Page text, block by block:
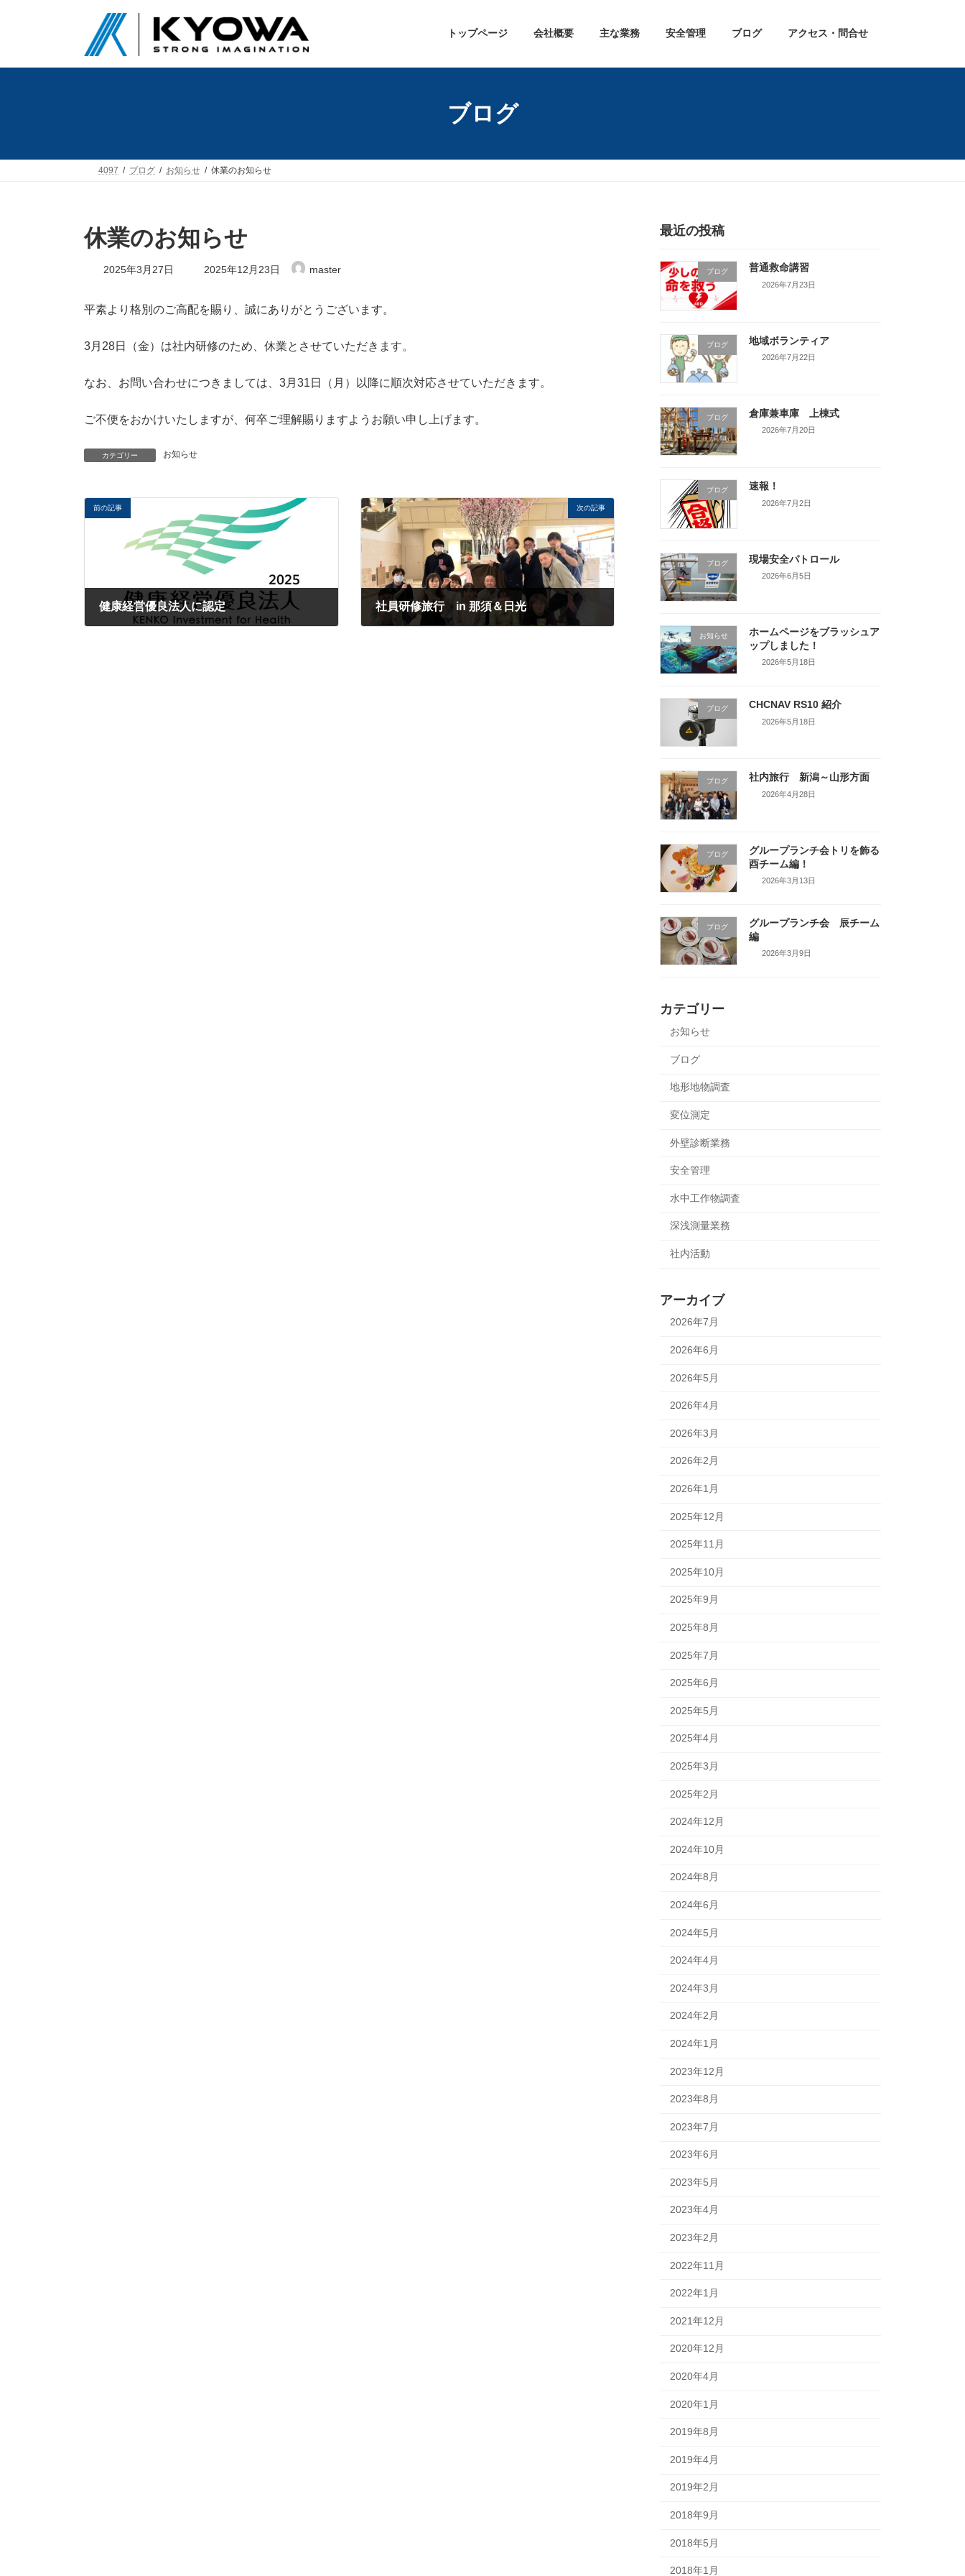
ツ
シ
トップページ 会社概要 主な業務 安全管理 ブログ アクセス・問合せ
ブログ
4097 ブログ お知らせ 休業のお知らせ
休業のお知らせ
2025年3月27日
最
終
新
日
:
2025年12月23日 master
平素より格別のご高配を賜り、誠にありがとうございます。
3月28日（金）は社内研修のため、休業とさせていただきます。
なお、お問い合わせにつきましては、3月31日（月）以降に順次対応させていただきます。
ご不便をおかけいたしますが、何卒ご理解賜りますようお願い申し上げます。
カテゴリー お知らせ
前の記事
健康経営優良法人に認定
次の記事
社員研修旅行 in 那須＆日光
最近の投稿
ブログ 普通救命講習
2026年7月23日
ブログ 地域ボランティア
2026年7月22日
ブログ 倉庫兼車庫 上棟式
2026年7月20日
ブログ 速報！
2026年7月2日
ブログ 現場安全パトロール
2026年6月5日
お知らせ
ホームページをブラッシュア
ップしました！
2026年5月18日
ブログ CHCNAV RS10 紹介
2026年5月18日
ブログ 社内旅行 新潟～山形方面
2026年4月28日
ブログ
グループランチ会トリを飾る
酉チーム編！
2026年3月13日
ブログ
グループランチ会 辰チーム
編
2026年3月9日
カテゴリー
お知らせ
ブログ
地形地物調査
変位測定
外壁診断業務
安全管理
水中工作物調査
深浅測量業務
社内活動
アーカイブ
2026年7月
2026年6月
2026年5月
2026年4月
2026年3月
2026年2月
2026年1月
2025年12月
2025年11月
2025年10月
2025年9月
2025年8月
2025年7月
2025年6月
2025年5月
2025年4月
2025年3月
2025年2月
2024年12月
2024年10月
2024年8月
2024年6月
2024年5月
2024年4月
2024年3月
2024年2月
2024年1月
2023年12月
2023年8月
2023年7月
2023年6月
2023年5月
2023年4月
2023年2月
2022年11月
2022年1月
2021年12月
2020年12月
2020年4月
2020年1月
2019年8月
2019年4月
2019年2月
2018年9月
2018年5月
2018年1月